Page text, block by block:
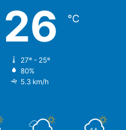
26 ℃
27º - 25º
80%
5.3 km/h